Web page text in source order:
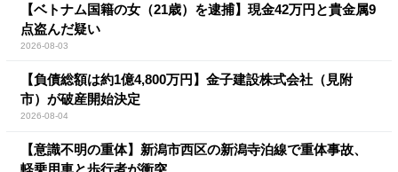
【ベトナム国籍の女（21歳）を逮捕】現金42万円と貴金属9
点盗んだ疑い
2026-08-03
【負債総額は約1億4,800万円】金子建設株式会社（見附
市）が破産開始決定
2026-08-04
【意識不明の重体】新潟市西区の新潟寺泊線で重体事故、